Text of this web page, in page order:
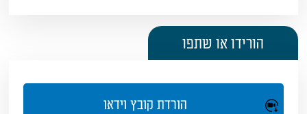
הורידו או שתפו
הורדת קובץ וידאו